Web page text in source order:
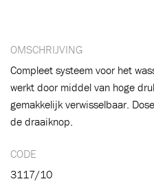
OMSCHRIJVING
Compleet systeem voor het
werkt door middel van hoge
gemakkelijk verwisselbaar.
de draaiknop.
CODE
3117/10
Toegevoegd aan